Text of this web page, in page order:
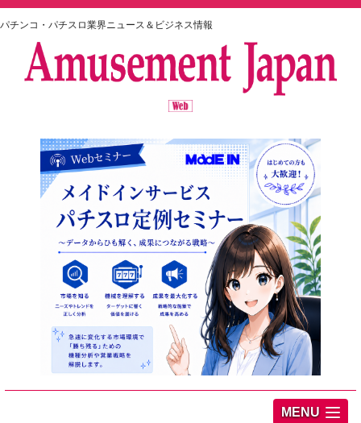
パチンコ・パチスロ業界ニュース＆ビジネス情報
MENU